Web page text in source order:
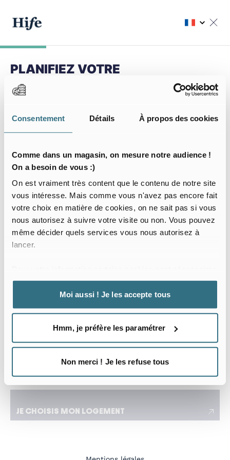
Consentement Détails À propos des cookies
Comme dans un magasin, on mesure notre audience !
On a besoin de vous :)
On est vraiment très content que le contenu de notre site
vous intéresse. Mais comme vous n'avez pas encore fait
votre choix en matière de cookies, on ne sait pas si vous
nous autorisez à suivre votre visite ou non. Vous pouvez
même décider quels services vous nous autorisez à
lancer.
au bon fonctionnement du site web.
Moi aussi ! Je les accepte tous
Hmm, je préfère les paramétrer
Non merci ! Je les refuse tous
PLANIFIEZ VOTRE
PROCHAIN SÉJOUR
Rue Michel Slitinsky - 33300
Bordeaux
Mon séjour
Date d’arrivée
J’arrive le
Date de départ
Je pars le
J’ai besoin d’un séjour flexible adapté à mes
déplacements
Nombre de locataires
J’ai une demande spécifique
JE CHOISIS MON LOGEMENT